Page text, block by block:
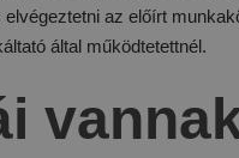
az előírt
által működtetettnél.